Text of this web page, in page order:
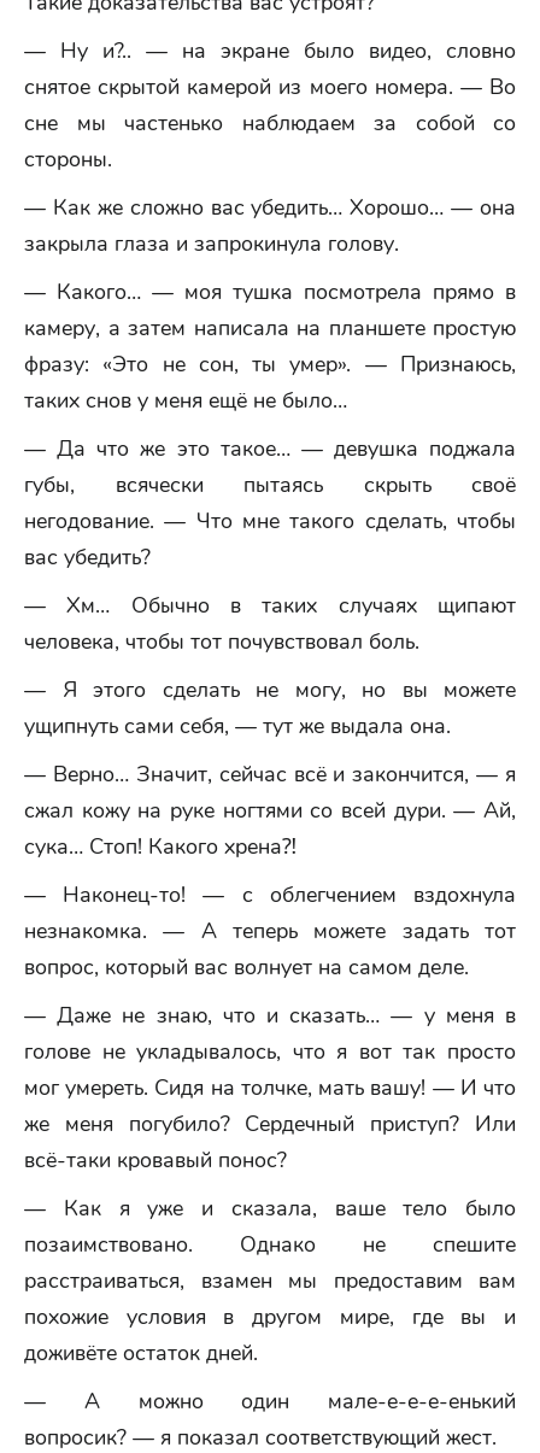
— Ну и?.. — на экране было видео, словно
снятое скрытой камерой из моего номера. — Во
сне мы частенько наблюдаем за собой со
стороны.
— Как же сложно вас убедить… Хорошо… — она
закрыла глаза и запрокинула голову.
— Какого… — моя тушка посмотрела прямо в
камеру, а затем написала на планшете простую
фразу: «Это не сон, ты умер». — Признаюсь,
таких снов у меня ещё не было…
— Да что же это такое… — девушка поджала
губы, всячески пытаясь скрыть своё
негодование. — Что мне такого сделать, чтобы
вас убедить?
— Хм… Обычно в таких случаях щипают
человека, чтобы тот почувствовал боль.
— Я этого сделать не могу, но вы можете
ущипнуть сами себя, — тут же выдала она.
— Верно… Значит, сейчас всё и закончится, — я
сжал кожу на руке ногтями со всей дури. — Ай,
сука… Стоп! Какого хрена⁈
— Наконец-то! — с облегчением вздохнула
незнакомка. — А теперь можете задать тот
вопрос, который вас волнует на самом деле.
— Даже не знаю, что и сказать… — у меня в
голове не укладывалось, что я вот так просто
мог умереть. Сидя на толчке, мать вашу! — И что
же меня погубило? Сердечный приступ? Или
всё-таки кровавый понос?
— Как я уже и сказала, ваше тело было
позаимствовано. Однако не спешите
расстраиваться, взамен мы предоставим вам
похожие условия в другом мире, где вы и
доживёте остаток дней.
— А можно один мале-е-е-е-енький
вопросик? — я показал соответствующий жест.